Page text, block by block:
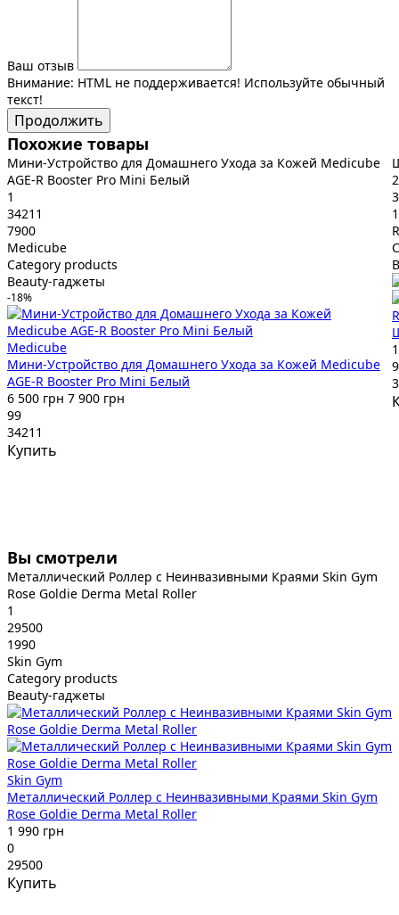
Ваш отзыв
Внимание: HTML не поддерживается! Используйте обычный
текст!
Продолжить
Похожие товары
Мини-Устройство для Домашнего Ухода за Кожей Medicube
AGE-R Booster Pro Mini Белый
1
34211
7900
Medicube
Category products
Beauty-гаджеты
-18%
Medicube
Мини-Устройство для Домашнего Ухода за Кожей Medicube
AGE-R Booster Pro Mini Белый
6 500 грн 7 900 грн
99
34211
Купить
2
Вы смотрели
Металлический Роллер с Неинвазивными Краями Skin Gym
Rose Goldie Derma Metal Roller
1
29500
1990
Skin Gym
Category products
Beauty-гаджеты
Skin Gym
Металлический Роллер с Неинвазивными Краями Skin Gym
Rose Goldie Derma Metal Roller
1 990 грн
0
29500
Купить